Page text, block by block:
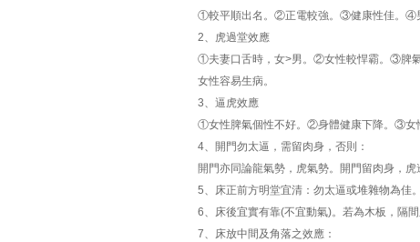
①較平順出名。②正電較強。③健康性佳。④
2、虎過堂效應
①夫妻口舌時，女>男。②女性較悍霸。③脾氣
女性容易生病。
3、逼虎效應
①女性脾氣個性不好。②身體健康下降。③女
4、開門勿太逼，需留肉身，否則：
開門亦同論龍氣勢，虎氣勢。開門留肉身，虎
5、床正前方明堂宜清：勿太逼或堆雜物為佳。
6、床後宜實有靠(不宜動氣)。若為木板，隔間
7、床放中間及角落之效應：